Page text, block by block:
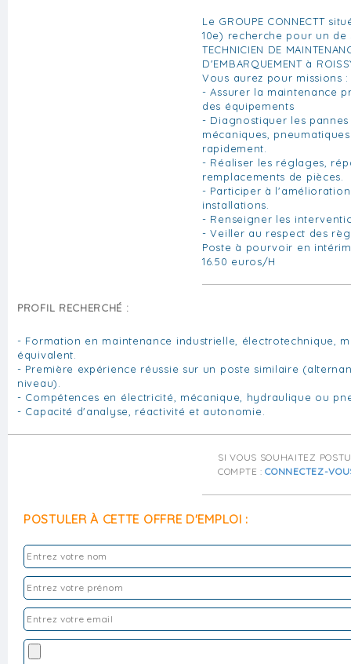
Le GROUPE CONNECTT
10e) recherche pour un
TECHNICIEN DE
D'EMBARQUEMENT à
Vous aurez pour missions :
- Assurer la maintenance
des équipements
- Diagnostiquer les
mécaniques,
rapidement.
- Réaliser les réglages,
remplacements de pièces.
- Participer à
installations.
- Renseigner les
- Veiller au respect des
Poste à pourvoir en
16.50 euros/H
PROFIL RECHERCHÉ :
- Formation en maintenance industrielle, électrotechnique,
équivalent.
- Première expérience réussie sur un poste similaire
niveau).
- Compétences en électricité, mécanique, hydraulique ou
- Capacité d'analyse, réactivité et autonomie.
SI VOUS SOUHAITEZ
COMPTE :CONNECTEZ-
POSTULER À CETTE OFFRE D'EMPLOI :